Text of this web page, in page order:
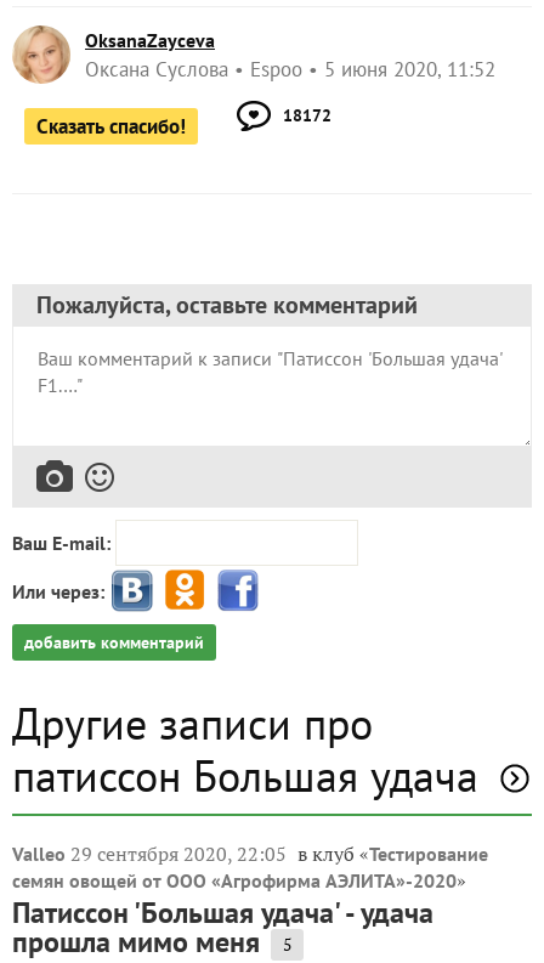
OksanaZayceva
Оксана Суслова Espoo 5 июня 2020, 11:52
Сказать спасибо! 18172
Пожалуйста, оставьте комментарий
Ваш E-mail:
Или через:
добавить комментарий
Другие записи про
патиссон Большая удача
Valleo 29 сентября 2020, 22:05 в клуб «Тестирование
семян овощей от ООО «Агрофирма АЭЛИТА»-2020»
Патиссон 'Большая удача' - удача
прошла мимо меня 5